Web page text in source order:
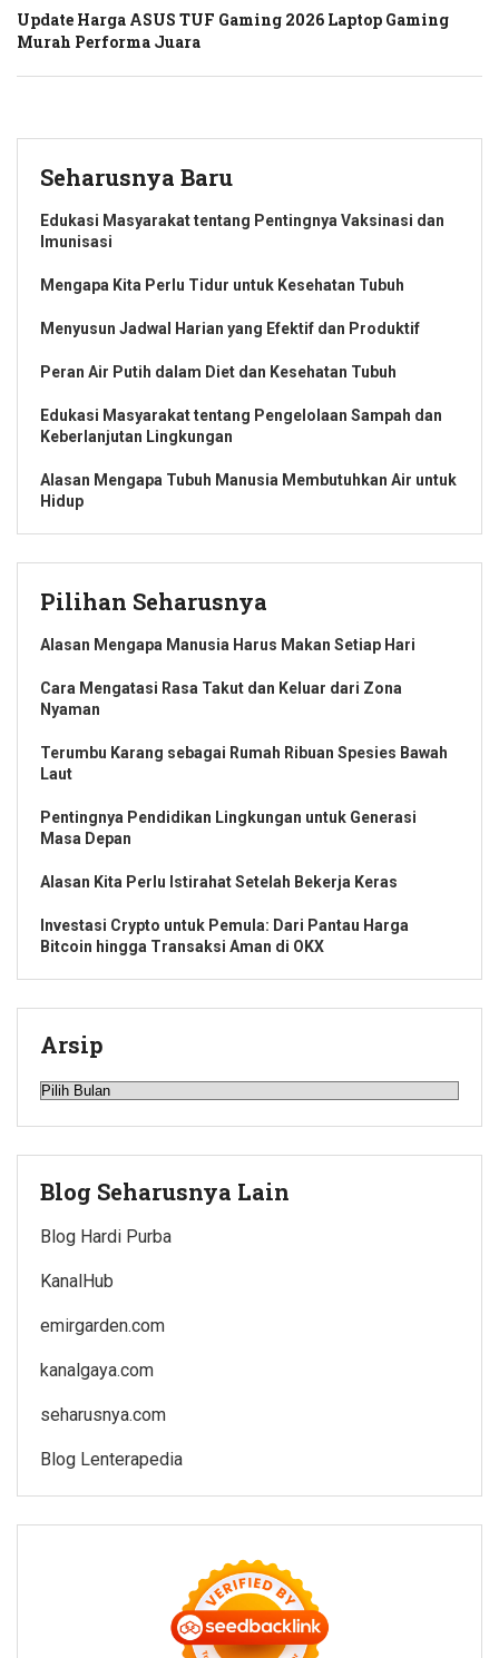
Update Harga ASUS TUF Gaming 2026 Laptop Gaming
Murah Performa Juara
Seharusnya Baru
Edukasi Masyarakat tentang Pentingnya Vaksinasi dan
Imunisasi
Mengapa Kita Perlu Tidur untuk Kesehatan Tubuh
Menyusun Jadwal Harian yang Efektif dan Produktif
Peran Air Putih dalam Diet dan Kesehatan Tubuh
Edukasi Masyarakat tentang Pengelolaan Sampah dan
Keberlanjutan Lingkungan
Alasan Mengapa Tubuh Manusia Membutuhkan Air untuk
Hidup
Pilihan Seharusnya
Alasan Mengapa Manusia Harus Makan Setiap Hari
Cara Mengatasi Rasa Takut dan Keluar dari Zona
Nyaman
Terumbu Karang sebagai Rumah Ribuan Spesies Bawah
Laut
Pentingnya Pendidikan Lingkungan untuk Generasi
Masa Depan
Alasan Kita Perlu Istirahat Setelah Bekerja Keras
Investasi Crypto untuk Pemula: Dari Pantau Harga
Bitcoin hingga Transaksi Aman di OKX
Arsip
Arsip
Blog Seharusnya Lain
Blog Hardi Purba
KanalHub
emirgarden.com
kanalgaya.com
seharusnya.com
Blog Lenterapedia